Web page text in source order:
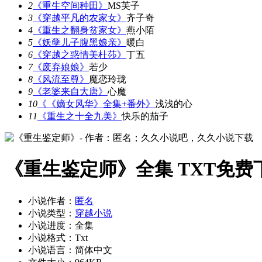
2 《重生空间种田》 MS芙子
3 《穿越平凡的农家女》 齐子奇
4 《重生之翻身贫家女》 燕小陌
5 《妖孽儿子腹黑娘亲》 暖白
6 《穿越之惑情美杜莎》 丁五
7《废弃娘娘》 若少
8 《风流至尊》 魔恋玲珑
9 《老婆来自大唐》 心魔
10 《《嫡女风华》全集+番外》 浅浅的心
11
《重生之十全九美》快乐的茄子
《重生鉴定师》全集 TXT免费
小说作者： 匿名
小说类型： 穿越小说
小说进度：全集
小说格式：Txt
小说语言：简体中文